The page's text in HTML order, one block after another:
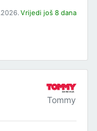
Vrijedi još 8 dana
Tommy